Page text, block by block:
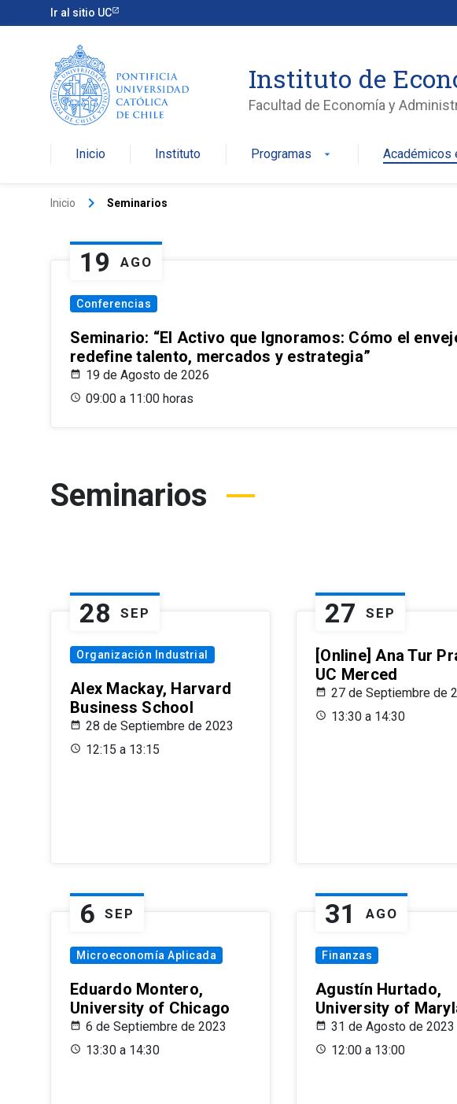
Ir al sitio UC
Instituto de
Facultad de Economía y
Inicio Instituto Programas arrow_drop_down Académicos
Inicio keyboard_arrow_right Seminarios
19 AGO
Conferencias
Seminario: “El Activo que Ignoramos: Cómo el
redefine talento, mercados y estrategia”
19 de Agosto de 2026
09:00 a 11:00 horas
Seminarios
28 SEP
Organización Industrial
Alex Mackay, Harvard
Business School
28 de Septiembre de 2023
12:15 a 13:15
27 SEP
[Online] Ana Tur
UC Merced
27 de Septiembre de
13:30 a 14:30
6 SEP
Microeconomía Aplicada
Eduardo Montero,
University of Chicago
6 de Septiembre de 2023
13:30 a 14:30
31 AGO
Finanzas
Agustín Hurtado,
University of
31 de Agosto de 2023
12:00 a 13:00